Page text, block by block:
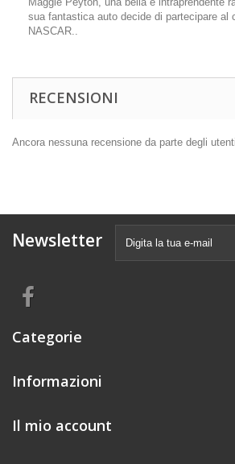
sua fantastica auto decide di partecipare al
NASCAR..
RECENSIONI
Ancora nessuna recensione da parte degli
Newsletter
Categorie
Informazioni
Il mio account